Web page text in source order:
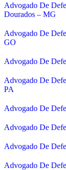
Advogado De
Dourados – MG
Advogado De
GO
Advogado De
Advogado De
PA
Advogado De
Advogado De
Advogado De
Advogado De